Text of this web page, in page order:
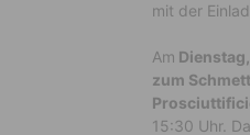
mit der
Am
zum
15:30 Uhr.